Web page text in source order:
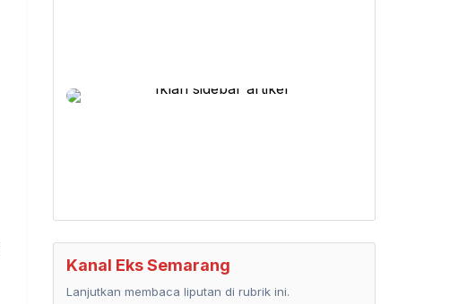
Kanal Eks Semarang
Lanjutkan membaca liputan di rubrik ini.